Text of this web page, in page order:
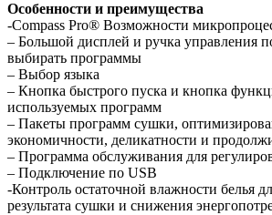
Особенности и преимущества
-Compass Pro® Возможности
– Большой дисплей и ручка управления
выбирать программы
– Выбор языка
– Кнопка быстрого пуска и кнопка
используемых программ
– Пакеты программ сушки,
экономичности, деликатности и
– Программа обслуживания для
– Подключение по USB
-Контроль остаточной влажности белья
результата сушки и снижения